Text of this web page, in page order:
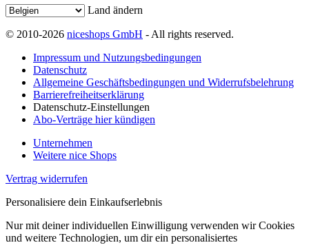
Land ändern
© 2010-2026 niceshops GmbH - All rights reserved.
Impressum und Nutzungsbedingungen
Datenschutz
Allgemeine Geschäftsbedingungen und Widerrufsbelehrung
Barrierefreiheitserklärung
Datenschutz-Einstellungen
Abo-Verträge hier kündigen
Unternehmen
Weitere nice Shops
Vertrag widerrufen
Personalisiere dein Einkaufserlebnis
Nur mit deiner individuellen Einwilligung verwenden wir Cookies
und weitere Technologien, um dir ein personalisiertes